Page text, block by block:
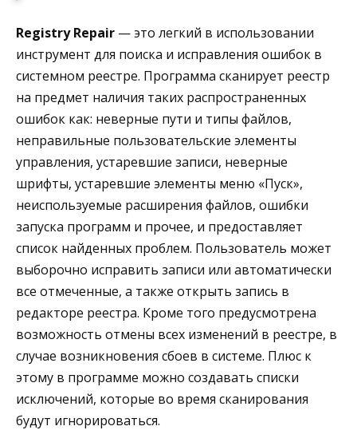
Registry Repair — это легкий в использовании
инструмент для поиска и исправления ошибок в
системном реестре. Программа сканирует реестр
на предмет наличия таких распространенных
ошибок как: неверные пути и типы файлов,
неправильные пользовательские элементы
управления, устаревшие записи, неверные
шрифты, устаревшие элементы меню «Пуск»,
неиспользуемые расширения файлов, ошибки
запуска программ и прочее, и предоставляет
список найденных проблем. Пользователь может
выборочно исправить записи или автоматически
все отмеченные, а также открыть запись в
редакторе реестра. Кроме того предусмотрена
возможность отмены всех изменений в реестре, в
случае возникновения сбоев в системе. Плюс к
этому в программе можно создавать списки
исключений, которые во время сканирования
будут игнорироваться.